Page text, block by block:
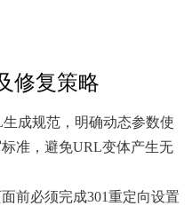
修复策略
成规范，明确动态参数使
准，避免URL变体产生无
前必须完成301重定向设置